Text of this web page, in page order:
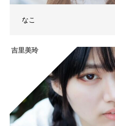
なこ
吉里美玲